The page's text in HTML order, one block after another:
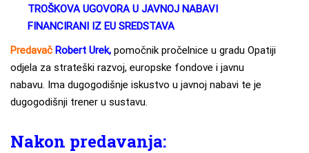
TROŠKOVA UGOVORA U JAVNOJ NABAVI
FINANCIRANI IZ EU SREDSTAVA
Predavač Robert Urek, pomočnik pročelnice u gradu Opatiji
odjela za strateški razvoj, europske fondove i javnu
nabavu. Ima dugogodišnje iskustvo u javnoj nabavi te je
dugogodišnji trener u sustavu.
Nakon predavanja: